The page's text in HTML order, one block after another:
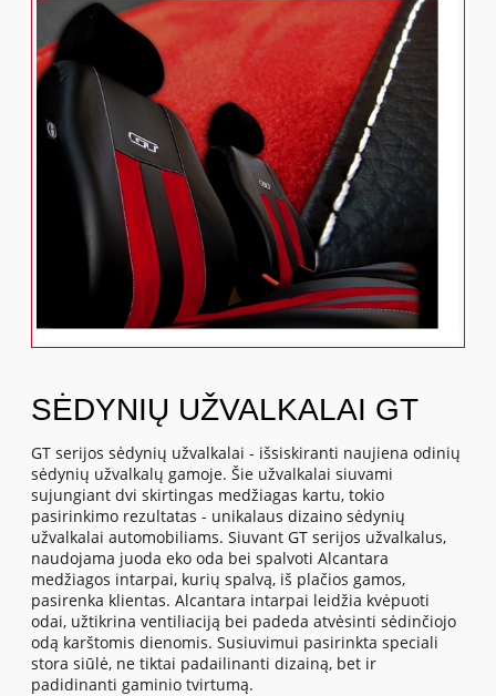
SĖDYNIŲ UŽVALKALAI GT
GT serijos sėdynių užvalkalai - išsiskiranti naujiena odinių
sėdynių užvalkalų gamoje. Šie užvalkalai siuvami
sujungiant dvi skirtingas medžiagas kartu, tokio
pasirinkimo rezultatas - unikalaus dizaino sėdynių
užvalkalai automobiliams. Siuvant GT serijos užvalkalus,
naudojama juoda eko oda bei spalvoti Alcantara
medžiagos intarpai, kurių spalvą, iš plačios gamos,
pasirenka klientas. Alcantara intarpai leidžia kvėpuoti
odai, užtikrina ventiliaciją bei padeda atvėsinti sėdinčiojo
odą karštomis dienomis. Susiuvimui pasirinkta speciali
stora siūlė, ne tiktai padailinanti dizainą, bet ir
padidinanti gaminio tvirtumą.